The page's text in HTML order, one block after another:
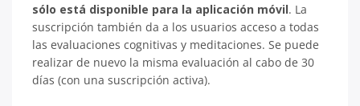
sólo está disponible para la aplicación móvil. La
suscripción también da a los usuarios acceso a todas
las evaluaciones cognitivas y meditaciones. Se puede
realizar de nuevo la misma evaluación al cabo de 30
días (con una suscripción activa).